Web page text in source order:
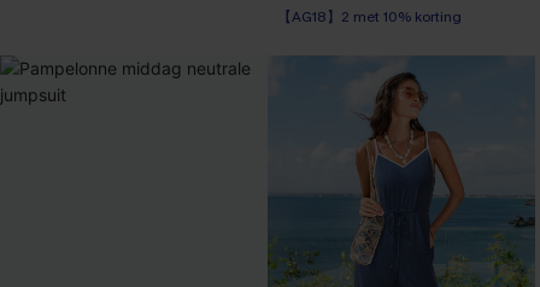
【AG18】2 met 10% korting